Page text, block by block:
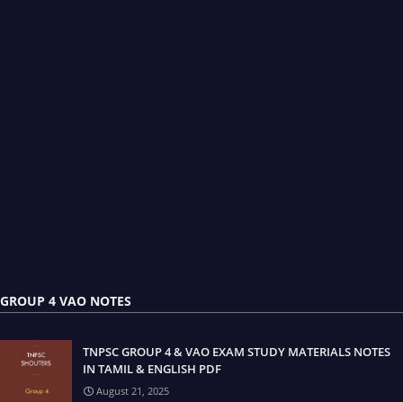
GROUP 4 VAO NOTES
TNPSC GROUP 4 & VAO EXAM STUDY MATERIALS NOTES
IN TAMIL & ENGLISH PDF
August 21, 2025